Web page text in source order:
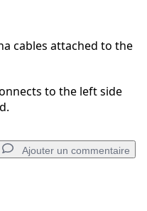
cables attached to the
to the left side
Ajouter un commentaire